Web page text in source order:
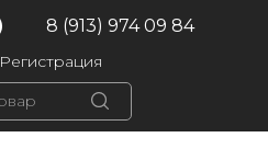
8 (913) 974 09 84
Регистрация